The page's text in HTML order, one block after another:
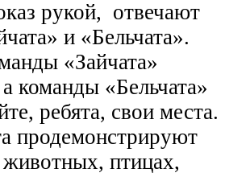
рукой, отвечают
и «Бельчата».
«Зайчата»
команды «Бельчата»
ребята, свои места.
продемонстрируют
животных, птицах,